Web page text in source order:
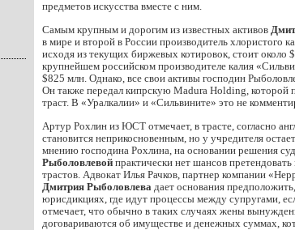
предметов искусства вместе с ним.
Самым крупным и дорогим из известных активов
в мире и второй в России производитель хлористого
исходя из текущих биржевых котировок, стоит около
крупнейшем российском производителе калия
$825 млн. Однако, все свои активы господин
Он также передал кипрскую Madura Holding, которой
траст. В «Уралкалии» и «Сильвините» это не
Артур Рохлин из ЮСТ отмечает, в трасте, согласно
становится неприкосновенным, но у учредителя
мнению господина Рохлина, на основании решения
Рыболовлевой практически нет шансов
трастов. Адвокат Илья Рачков, партнер компании
Дмитрия Рыболовлева дает основания
юрисдикциях, где идут процессы между супругами,
отмечает, что обычно в таких случаях жены
договариваются об имуществе и денежных суммах,